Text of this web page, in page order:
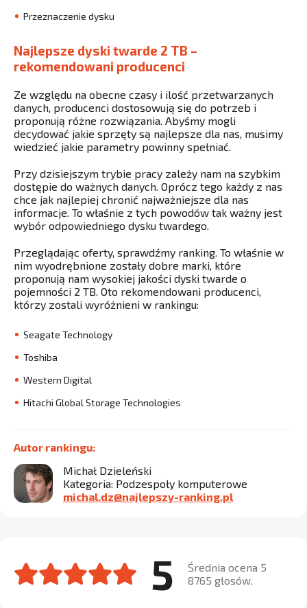
Przeznaczenie dysku
Najlepsze dyski twarde 2 TB –
rekomendowani producenci
Ze względu na obecne czasy i ilość przetwarzanych
danych, producenci dostosowują się do potrzeb i
proponują różne rozwiązania. Abyśmy mogli
decydować jakie sprzęty są najlepsze dla nas, musimy
wiedzieć jakie parametry powinny spełniać.
Przy dzisiejszym trybie pracy zależy nam na szybkim
dostępie do ważnych danych. Oprócz tego każdy z nas
chce jak najlepiej chronić najważniejsze dla nas
informacje. To właśnie z tych powodów tak ważny jest
wybór odpowiedniego dysku twardego.
Przeglądając oferty, sprawdźmy ranking. To właśnie w
nim wyodrębnione zostały dobre marki, które
proponują nam wysokiej jakości dyski twarde o
pojemności 2 TB. Oto rekomendowani producenci,
którzy zostali wyróżnieni w rankingu:
Seagate Technology
Toshiba
Western Digital
Hitachi Global Storage Technologies
Autor rankingu:
Michał Dzieleński
Kategoria: Podzespoły komputerowe
michal.dz@najlepszy-ranking.pl
5
Średnia ocena 5
8765 głosów.